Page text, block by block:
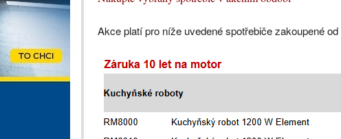
Akce platí pro níže uvedené spotřebiče zakoupené od